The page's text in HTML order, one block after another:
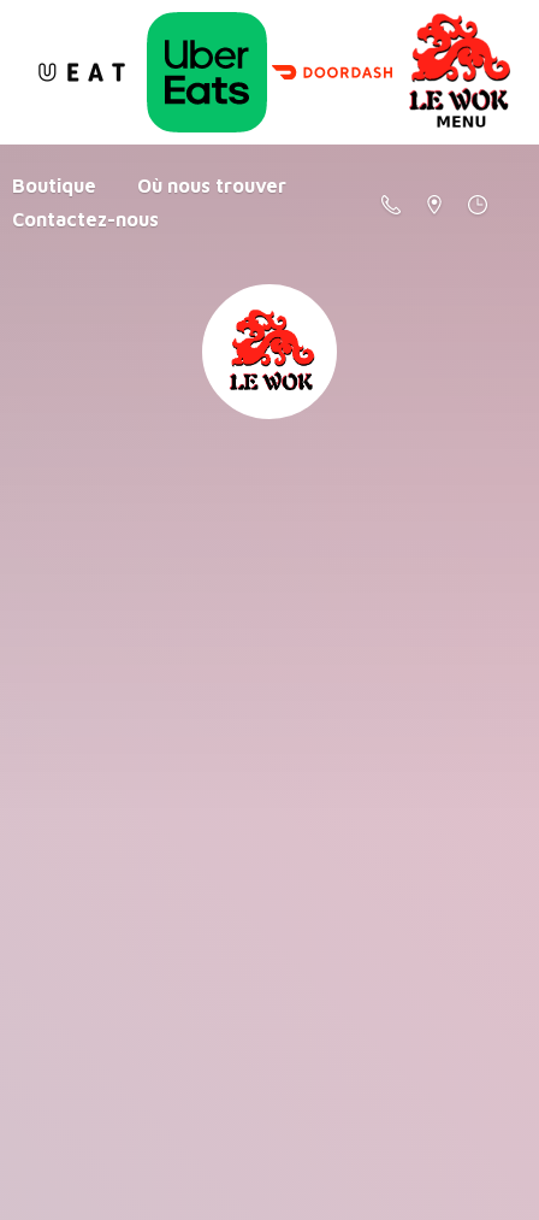
Boutique
Où nous trouver
Contactez-nous